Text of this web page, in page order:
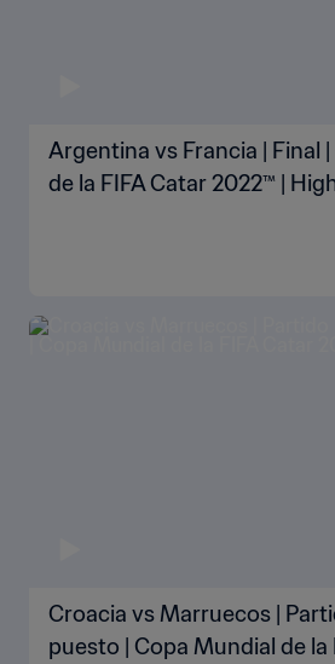
Argentina vs Francia | Final
de la FIFA Catar 2022™ |
Croacia vs Marruecos |
puesto | Copa Mundial de la